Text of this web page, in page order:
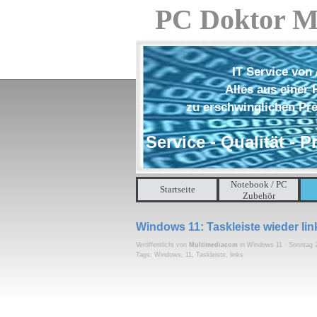
PC Doktor
IT Service von
Alles aus einer
zu erschwinglichen
Service - Qualität -
Startseite
Notebook / PC
Zubehör
Windows 11: Taskleiste wieder
Veröffentlicht von Multimediacom in Windows 11 · Sonntag
Tags: Windows , 11, Taskleiste, links